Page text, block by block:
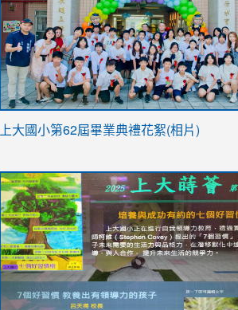
link
YfDQppRvyMk686kIw6SBbssEIZ6WnT/
usp=sharing
上大國小第62屆畢業典禮花絮(相片)
to
https://drive.google.com/file/d/1I-
YfDQppRvyMk686kIw6SBbssEIZ6WnT/
usp=sharing
to
https://sites.google.com/stes.tyc.edu.tw/